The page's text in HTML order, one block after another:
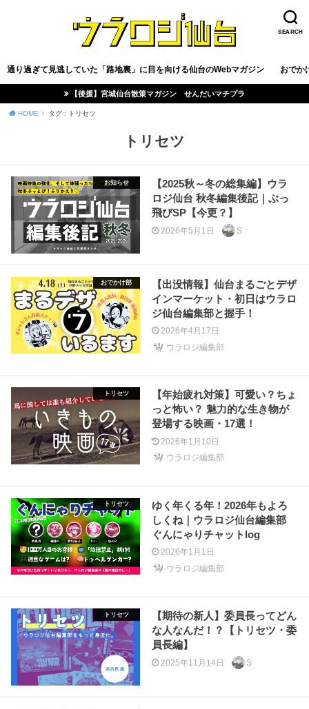
SEARCH
通り過ぎて見逃していた「路地裏」に目を向ける仙台のWebマガジン おでか
【後援】宮城仙台散策マガジン せんだいマチプラ
HOME タグ : トリセツ
トリセツ
お知らせ
【2025秋～冬の総集編】ウラ
ロジ仙台 秋冬編集後記｜ぶっ
飛びSP【今更？】
2026年5月1日 S
おでかけ部
【出没情報】仙台まるごとデザ
インマーケット・初日はウラロ
ジ仙台編集部と握手！
2026年4月17日
ウラロジ編集部
トリセツ
【年始疲れ対策】可愛い？ちょ
っと怖い？ 魅力的な生き物が
登場する映画・17選！
2026年1月10日
ウラロジ編集部
トリセツ
ゆく年くる年！2026年もよろ
しくね｜ウラロジ仙台編集部
ぐんにゃりチャットlog
2026年1月1日
ウラロジ編集部
トリセツ
【期待の新人】委員長ってどん
な人なんだ！？【トリセツ・委
員長編】
2025年11月14日 S